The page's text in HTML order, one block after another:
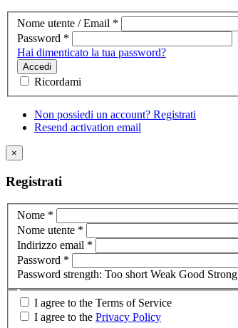
Nome utente / Email *
Password *
Hai dimenticato la tua password?
Accedi
Ricordami
Non possiedi un account? Registrati
Resend activation email
×
Registrati
Nome *
Nome utente *
Indirizzo email *
Password *
Password strength: Too short Weak Good Strong
I agree to the Terms of Service
I agree to the Privacy Policy